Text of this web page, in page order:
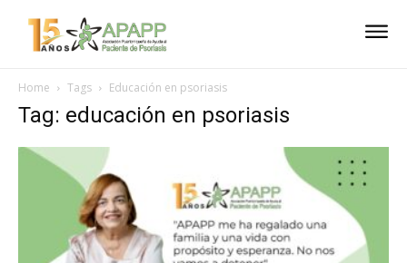
Home Tags Educación en psoriasis
Tag: educación en psoriasis